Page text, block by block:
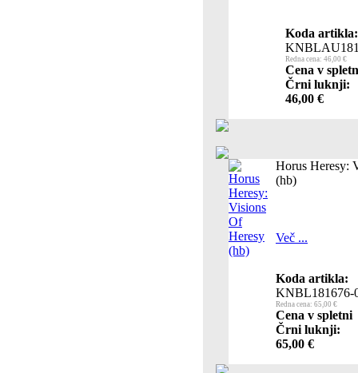
Koda artikla:
Redna cena: 46,00 €
Cena v
Črni luknji:
46,00 €
Horus Heresy:
(hb)
Več ...
Koda artikla:
KNBL181676-
Redna cena: 65,00 €
Cena v spletni
Črni luknji:
65,00 €